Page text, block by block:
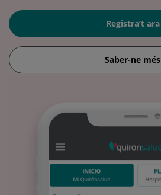
Registra’t ara
Saber-ne més